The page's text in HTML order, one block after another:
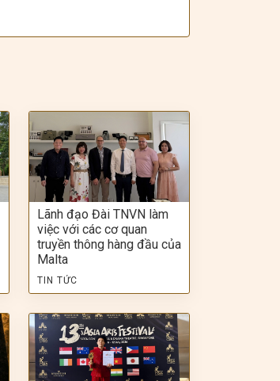
Lãnh đạo Đài TNVN làm
việc với các cơ quan
truyền thông hàng đầu của
Malta
TIN TỨC